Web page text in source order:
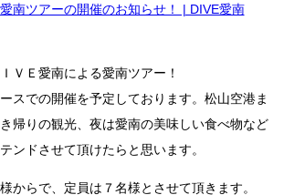
南ツアーの開催のお知らせ！ | DIVE愛南
ＶＥ愛南による愛南ツアー！
スでの開催を予定しております。松山空港ま
帰りの観光、夜は愛南の美味しい食べ物など
ンドさせて頂けたらと思います。
からで、定員は７名様とさせて頂きます。